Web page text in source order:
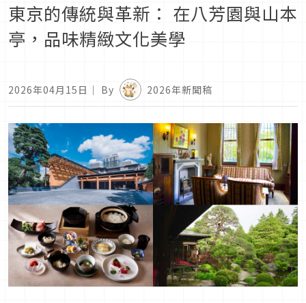
東京的傳統與革新： 在八芳園與山本
亭，品味精緻文化美學
2026年04月15日 ｜ By 2026年新聞稿